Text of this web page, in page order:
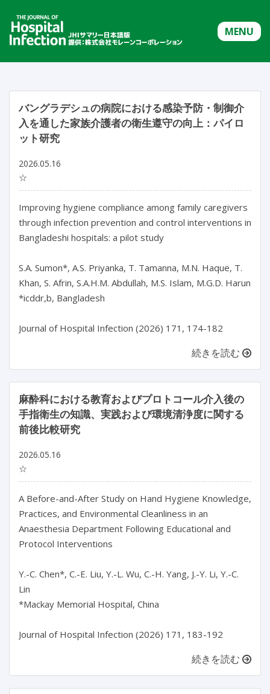
MENU
バングラデシュの病院における感染予防・制御介
入を通した家族介護者の衛生遵守の向上：パイロ
ット研究
2026.05.16
☆
Improving hygiene compliance among family caregivers
through infection prevention and control interventions in
Bangladeshi hospitals: a pilot study
S.A. Sumon*, A.S. Priyanka, T. Tamanna, M.N. Haque, T.
Khan, S. Afrin, S.A.H.M. Abdullah, M.S. Islam, M.G.D. Harun
*icddr,b, Bangladesh
続きを読む
麻酔科における教育およびプロトコール介入後の
手指衛生の知識、実践および環境清浄度に関する
前後比較研究
2026.05.16
☆
A Before-and-After Study on Hand Hygiene Knowledge,
Practices, and Environmental Cleanliness in an
Anaesthesia Department Following Educational and
Protocol Interventions
Y.-C. Chen*, C.-E. Liu, Y.-L. Wu, C.-H. Yang, J.-Y. Li, Y.-C.
Lin
*Mackay Memorial Hospital, China
続きを読む